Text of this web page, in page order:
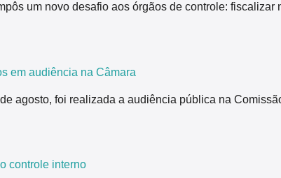
um novo desafio aos órgãos de controle: fiscalizar
em audiência na Câmara
agosto, foi realizada a audiência pública na
controle interno